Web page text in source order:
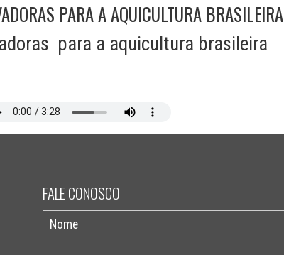
PARA A AQUICULTURA BRASILEIRA
para a aquicultura brasileira
FALE CONOSCO